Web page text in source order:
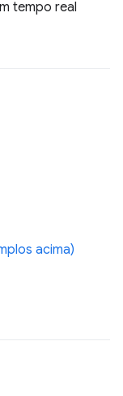
tempo real
acima)